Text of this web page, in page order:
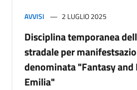
AVVISI 2 LUGLIO 2025
Disciplina temporanea
stradale per
denominata "Fantasy and
Emilia"